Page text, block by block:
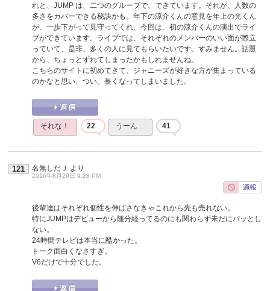
れと、JUMP は、二つのグループで、できています。それが、人数の
多さをカバーできる秘訣かも。年下の涼介くんの意見を年上の光くん
が、一歩下がって見守ってくれ、今回は、初の涼介くんの演出でライ
ブができています。ライブでは、それぞれのメンバーのいい面が際立
っていて、是非、多くの人に見てもらいたいです。すみません。話題
から、ちょっとずれてしまったかもしれませんね。
こちらのサイトに初めてきて、ジャニーズが好きな方が集まっている
のかなと思い、つい、長くなってしまいました。
それな！ 22 うーん… 41
121 名無しだＪ より
2016年8月29日 9:28 PM
後輩達はそれぞれ個性を伸ばさなきゃこれから先も売れない。
特にJUMPはデビューから随分経ってるのにも関わらず未だにパッとし
ない。
24時間テレビは本当に酷かった。
トーク面白くなさすぎ。
V6だけで十分でした。